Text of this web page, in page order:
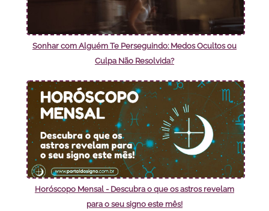
Sonhar com Alguém Te Perseguindo: Medos Ocultos ou
Culpa Não Resolvida?
Horóscopo Mensal - Descubra o que os astros revelam
para o seu signo este mês!